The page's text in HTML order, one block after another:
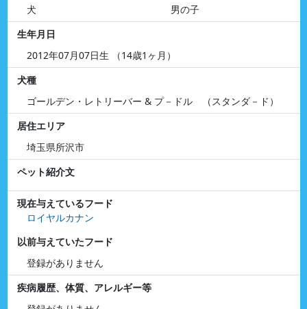
犬
男の子
生年月日
2012年07月07日生 （14歳1ヶ月）
犬種
ゴールデン・レトリーバー & プ－ドル （スタンダ－ド）
居住エリア
埼玉県所沢市
ペット紹介文
現在与えているフード
ロイヤルカナン
以前与えていたフード
登録がありません
疾病履歴、体質、アレルギー等